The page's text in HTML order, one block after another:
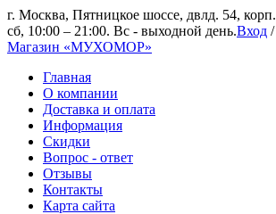
г. Москва, Пятницкое шоссе, двлд. 54,
сб, 10:00 – 21:00. Вс - выходной день.Вход /
Магазин «МУХОМОР»
Главная
О компании
Доставка и оплата
Информация
Скидки
Вопрос - ответ
Отзывы
Контакты
Карта сайта